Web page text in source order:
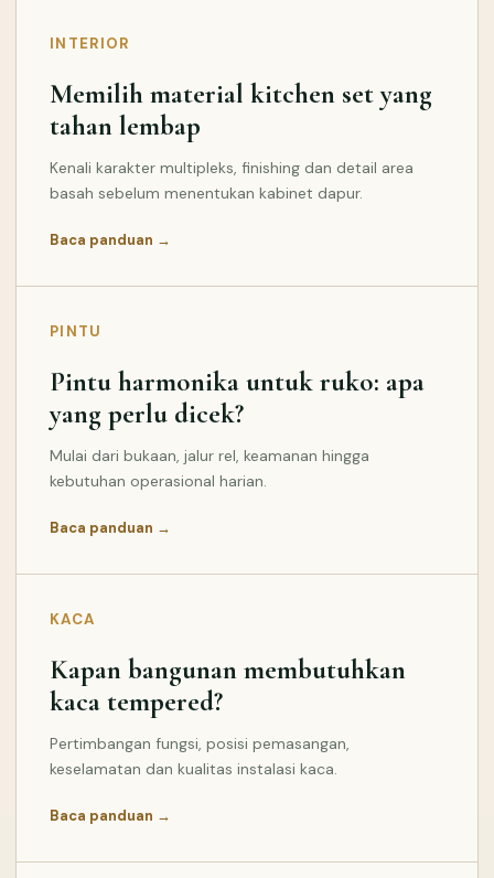
INTERIOR
Memilih material kitchen set yang
tahan lembap
Kenali karakter multipleks, finishing dan detail area
basah sebelum menentukan kabinet dapur.
Baca panduan →
PINTU
Pintu harmonika untuk ruko: apa
yang perlu dicek?
Mulai dari bukaan, jalur rel, keamanan hingga
kebutuhan operasional harian.
Baca panduan →
KACA
Kapan bangunan membutuhkan
kaca tempered?
Pertimbangan fungsi, posisi pemasangan,
keselamatan dan kualitas instalasi kaca.
Baca panduan →